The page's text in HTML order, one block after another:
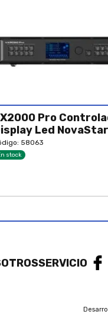
Pro
Led NovaStar
58063
stock
SERVICIO